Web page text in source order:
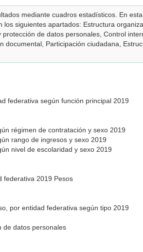
mediante cuadros estadísticos. En esta
siguientes apartados: Estructura
de datos personales, Control
documental, Participación ciudadana,
federativa según función principal 2019
régimen de contratación y sexo 2019
rango de ingresos y sexo 2019
nivel de escolaridad y sexo 2019
federativa 2019 Pesos
por entidad federativa según tipo 2019
de datos personales